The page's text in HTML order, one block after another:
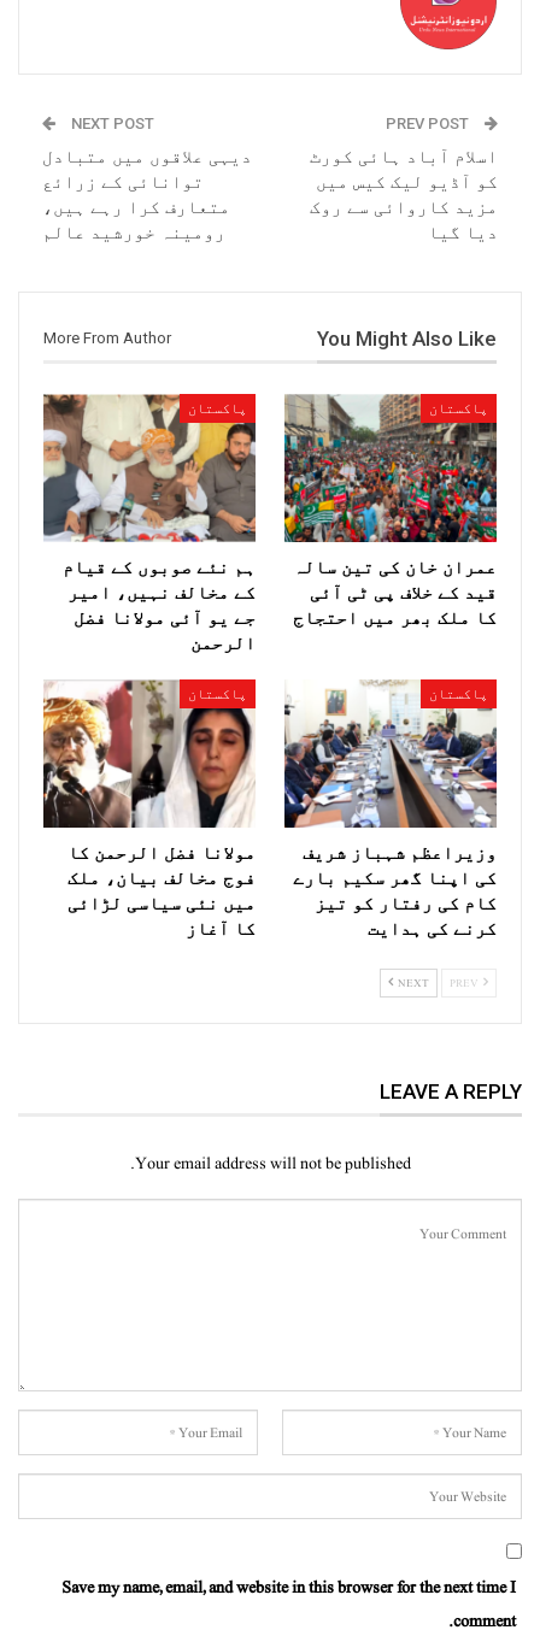
اسلام آباد ہائی کورٹ
کو آڈیو لیک کیس میں
مزید کاروائی سے روک
دیا گیا
NEXT POST
دیہی علاقوں میں متبادل
توانائی کے زرائع
متعارف کرا رہے ہیں،
رومینہ خورشید عالم
You Might Also Like
More From Author
پاکستان
عمران خان کی تین سالہ
قید کے خلاف پی ٹی آئی
کا ملک بھر میں احتجاج
پاکستان
ہم نئے صوبوں کے قیام
کے مخالف نہیں، امیر
جے یو آئی مولانا فضل
الرحمن
پاکستان
وزیراعظم شہباز شریف
کی اپنا گھر سکیم بارے
کام کی رفتار کو تیز
کرنے کی ہدایت
پاکستان
مولانا فضل الرحمن کا
فوج مخالف بیان، ملک
میں نئی سیاسی لڑائی
کا آغاز
NEXT
LEAVE A REPLY
Your email address will not be published.
Save my name, email, and website in this browser for the next time I
comment.